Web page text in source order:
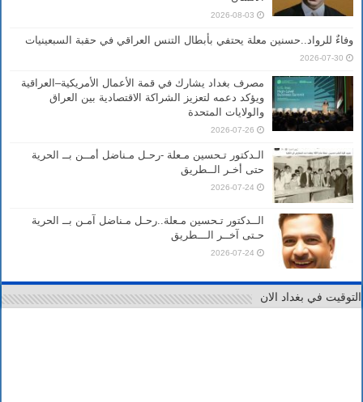
2026-08-03
وفاءٌ للرواد..حسنين معلة يحتفي بأبطال التنس العراقي في حقبة السبعينيات
2026-07-30
مصرف بغداد يشارك في قمة الأعمال الأمريكية–العراقية
ويؤكد دعمه لتعزيز الشراكة الاقتصادية بين العراق
والولايات المتحدة
2026-07-26
الـدكتور تـحسين مـعلة -رحـل مـناضل أمــن بــ الحرية
حتى أخـر الــطريق
2026-07-24
الــدكتور تـحسين مـعلة..رحـل مـناضل آمـن بــ الحرية
حـتى آخــر الـــطريق
2026-07-24
التوقيت في بغداد الان